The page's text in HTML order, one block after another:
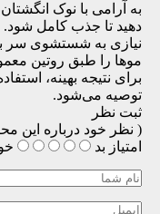
دهید تا جذب کامل شود.
نیازی به شستشوی سر
موها را طبق روتین
توصیه می‌شود.
ثبت نظر
( نظر خود درباره این
امتیاز بد